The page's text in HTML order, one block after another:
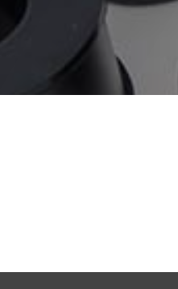
koriste u svrhu
i uslugama
Dajem privolu
da moju email
svrhu daljnjeg